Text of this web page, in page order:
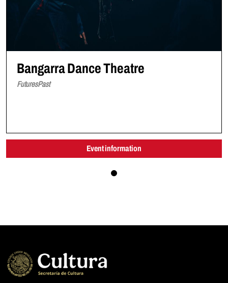
Bangarra Dance Theatre
FuturesPast
Event information